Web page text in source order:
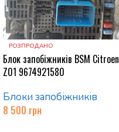
РОЗПРОДАНО
Блок запобіжників BSM Citroen
Z01 9674921580
Блоки запобіжників
8 500 грн